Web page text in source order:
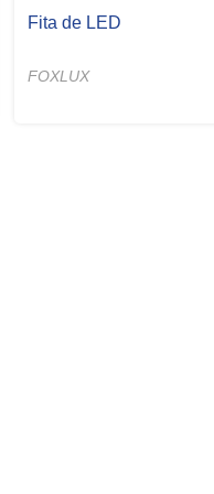
Lâmpada LED
FOXLUX